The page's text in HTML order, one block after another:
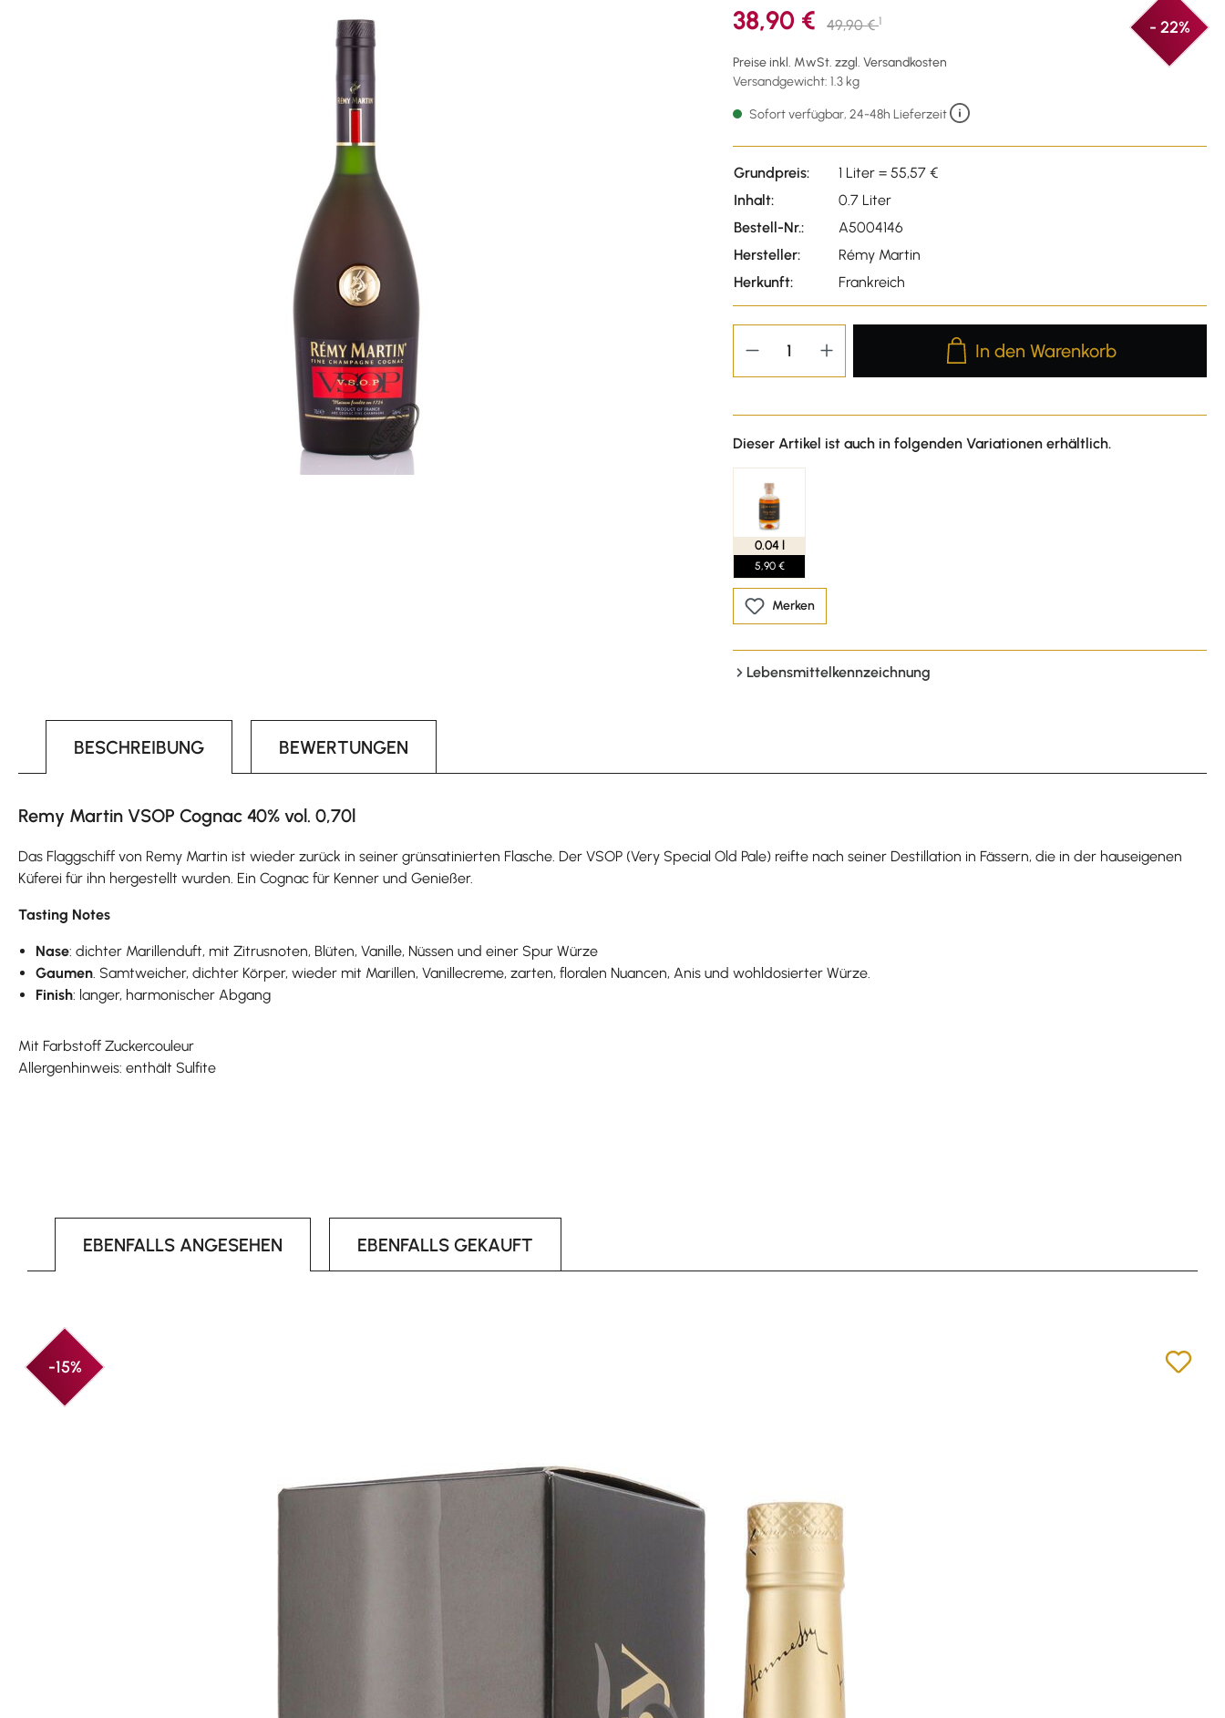
38,90 € 49,90 €1 - 22%
Preise inkl. MwSt. zzgl. Versandkosten
Versandgewicht: 1.3 kg
Sofort verfügbar, 24-48h Lieferzeit
Grundpreis:
1 Liter = 55,57 €
Inhalt:
0.7 Liter
Bestell-Nr.:
A5004146
Hersteller:
Rémy Martin
Herkunft:
Frankreich
Produkt Anzahl: Gib den
In den Warenkorb
Dieser Artikel ist auch in folgenden Variationen erhältlich.
0.04 l
5,90 €
Merken
Lebensmittelkennzeichnung
BESCHREIBUNG BEWERTUNGEN
Remy Martin VSOP Cognac 40% vol. 0,70l
Das Flaggschiff von Remy Martin ist wieder zurück in seiner grünsatinierten Flasche. Der VSOP (Very Special Old Pale) reifte nach seiner Destillation in Fässern, die in der hauseigenen
Küferei für ihn hergestellt wurden. Ein Cognac für Kenner und Genießer.
Tasting Notes
Nase: dichter Marillenduft, mit Zitrusnoten, Blüten, Vanille, Nüssen und einer Spur Würze
Gaumen . Samtweicher, dichter Körper, wieder mit Marillen, Vanillecreme, zarten, floralen Nuancen, Anis und wohldosierter Würze.
Finish: langer, harmonischer Abgang
Mit Farbstoff Zuckercouleur
Allergenhinweis: enthält Sulfite
EBENFALLS ANGESEHEN EBENFALLS GEKAUFT
-15%